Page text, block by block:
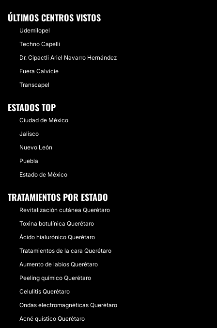
ÚLTIMOS CENTROS VISTOS
Udemilopel
Techno Capelli
Dr. Cipactli Ariel Navarro Hernández
Fuera Calvicie
Transcapel
ESTADOS TOP
Ciudad de México
Jalisco
Nuevo León
Puebla
Estado de México
TRATAMIENTOS POR ESTADO
Revitalización cutánea Querétaro
Toxina botulínica Querétaro
Ácido hialurónico Querétaro
Tratamientos de la cara Querétaro
Aumento de labios Querétaro
Peeling químico Querétaro
Celulitis Querétaro
Ondas electromagnéticas Querétaro
Acné quístico Querétaro